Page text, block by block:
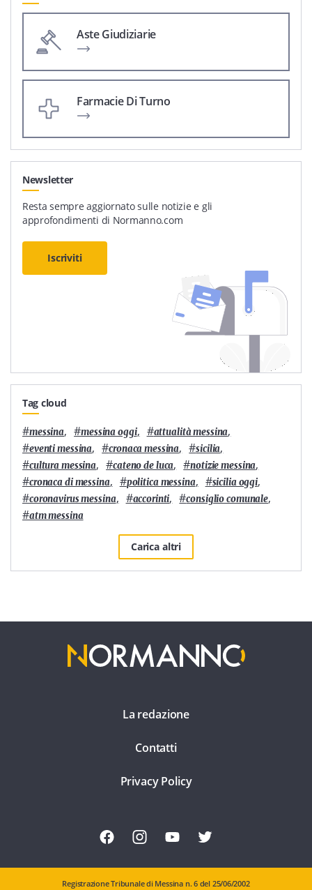
Aste Giudiziarie
Farmacie Di Turno
Newsletter
Resta sempre aggiornato sulle notizie e gli
approfondimenti di Normanno.com
Iscriviti
Tag cloud
#messina, #messina oggi, #attualità messina,
#eventi messina, #cronaca messina, #sicilia,
#cultura messina, #cateno de luca, #notizie messina,
#cronaca di messina, #politica messina, #sicilia oggi,
#coronavirus messina, #accorinti, #consiglio comunale,
#atm messina
Carica altri
La redazione
Contatti
Privacy Policy
Registrazione Tribunale di Messina n. 6 del 25/06/2002